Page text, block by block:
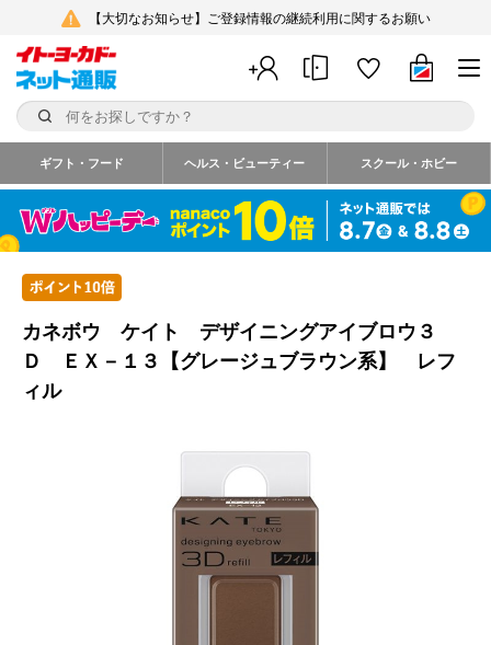
【大切なお知らせ】ご登録情報の継続利用に関するお願い
ギフト・フード ヘルス・ビューティー スクール・ホビー
カネボウ ケイト デザイニングアイブロウ３
Ｄ ＥＸ－１３【グレージュブラウン系】 レフ
ィル